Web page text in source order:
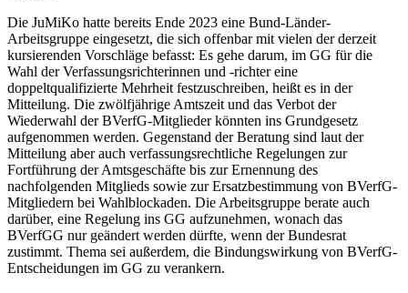
Die JuMiKo hatte bereits Ende 2023 eine Bund-Länder-
Arbeitsgruppe eingesetzt, die sich offenbar mit vielen der derzeit
kursierenden Vorschläge befasst: Es gehe darum, im GG für die
Wahl der Verfassungsrichterinnen und -richter eine
doppeltqualifizierte Mehrheit festzuschreiben, heißt es in der
Mitteilung. Die zwölfjährige Amtszeit und das Verbot der
Wiederwahl der BVerfG-Mitglieder könnten ins Grundgesetz
aufgenommen werden. Gegenstand der Beratung sind laut der
Mitteilung aber auch verfassungsrechtliche Regelungen zur
Fortführung der Amtsgeschäfte bis zur Ernennung des
nachfolgenden Mitglieds sowie zur Ersatzbestimmung von BVerfG-
Mitgliedern bei Wahlblockaden. Die Arbeitsgruppe berate auch
darüber, eine Regelung ins GG aufzunehmen, wonach das
BVerfGG nur geändert werden dürfte, wenn der Bundesrat
zustimmt. Thema sei außerdem, die Bindungswirkung von BVerfG-
Entscheidungen im GG zu verankern.